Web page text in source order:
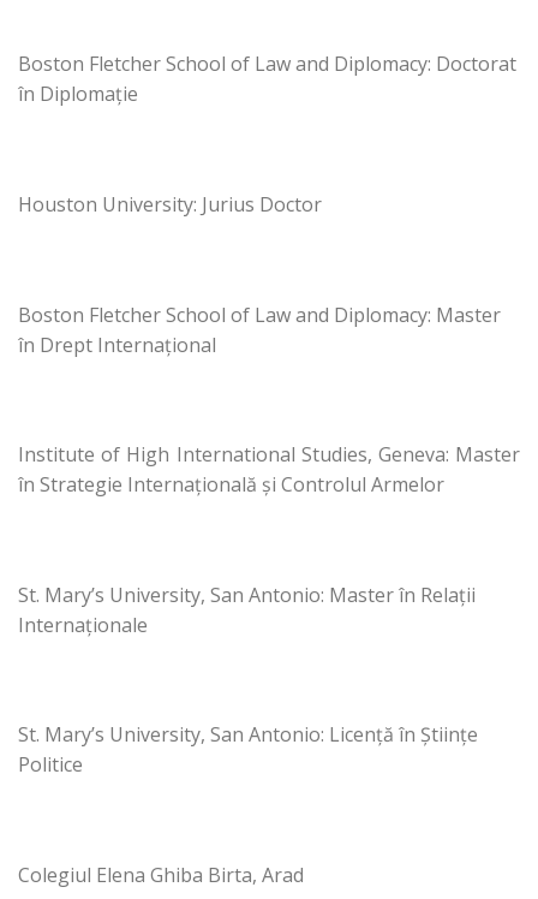
Boston Fletcher School of Law and Diplomacy: Doctorat
în Diplomație
Houston University: Jurius Doctor
Boston Fletcher School of Law and Diplomacy: Master
în Drept Internațional
Institute of High International Studies, Geneva: Master
în Strategie Internațională și Controlul Armelor
St. Mary’s University, San Antonio: Master în Relații
Internaționale
St. Mary’s University, San Antonio: Licență în Științe
Politice
Colegiul Elena Ghiba Birta, Arad